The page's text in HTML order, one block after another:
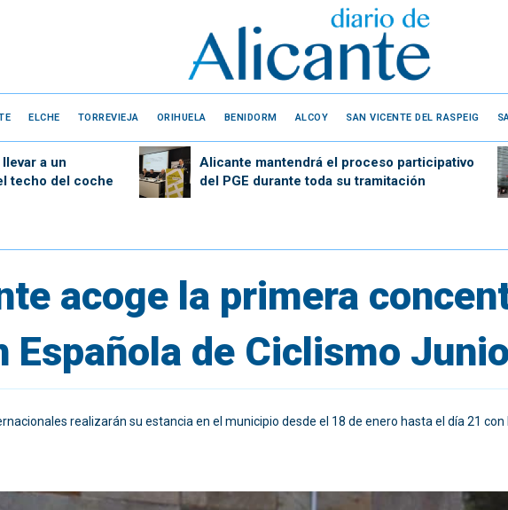
ELCHE TORREVIEJA ORIHUELA BENIDORM ALCOY SAN VICENTE DEL RASPEIG
a un
techo del coche
Alicante mantendrá el proceso participativo
del PGE durante toda su tramitación
acoge la primera
Española de Ciclismo
realizarán su estancia en el municipio desde el 18 de enero hasta el día 21